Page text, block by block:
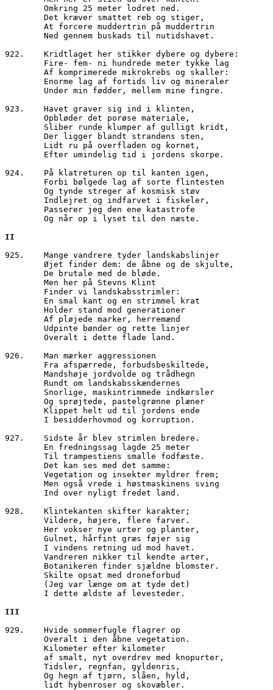
        Omkring 25 meter lodret ned.
        Det kræver smattet reb og stiger,
        At forcere muddertrin på muddertrin
        Ned gennem buskads til nutidshavet.
922.	Kridtlaget her stikker dybere og dybere:
        Fire- fem- ni hundrede meter tykke lag
        Af komprimerede mikrokrebs og skaller:
        Enorme lag af fortids liv og mineraler
        Under min fødder, mellem mine fingre.
923.	Havet graver sig ind i klinten,
        Opbløder det porøse materiale,
        Sliber runde klumper af gulligt kridt,
        Der ligger blandt strandens sten,
        Lidt ru på overfladen og kornet,
        Efter umindelig tid i jordens skorpe.
924.	På klatreturen op til kanten igen,
        Forbi bølgede lag af sorte flintesten
        Og tynde streger af kosmisk støv
        Indlejret og indfarvet i fiskeler,
        Passerer jeg den ene katastrofe
        Og når op i lyset til den næste.
II
925.	Mange vandrere tyder landskabslinjer
        Øjet finder dem: de åbne og de skjulte,
        De brutale med de bløde.
        Men her på Stevns Klint
        Finder vi landskabsstrimler:
        En smal kant og en strimmel krat
        Holder stand mod generationer
        Af pløjede marker, herremænd
        Udpinte bønder og rette linjer
        Overalt i dette flade land.
926.	Man mærker aggressionen
        Fra afspærrede, forbudsbeskiltede,
        Mandshøje jordvolde og trådhegn
        Rundt om landskabsskændernes
        Snorlige, maskintrimmede indkørsler
        Og sprøjtede, pastelgrønne plæner
        Klippet helt ud til jordens ende
        I besidderhovmod og korruption.
927.	Sidste år blev strimlen bredere.
        En fredningssag lagde 25 meter
        Til trampestiens smalle fodfæste.
        Det kan ses med det samme:
        Vegetation og insekter myldrer frem;
        Men også vrede i høstmaskinens sving
        Ind over nyligt fredet land.
928.	Klintekanten skifter karakter;
        Vildere, højere, flere farver.
        Her vokser nye urter og planter,
        Gulnet, hårfint græs føjer sig
        I vindens retning ud mod havet.
        Vandreren nikker til kendte arter,
        Botanikeren finder sjældne blomster.
        Skilte opsat med droneforbud
        (Jeg var længe om at tyde det)
        I dette ældste af levesteder.
III
929.	Hvide sommerfugle flagrer op
        Overalt i den åbne vegetation.
        Kilometer efter kilometer
        af smalt, nyt overdrev med knopurter,
        Tidsler, regnfan, gyldenris,
        Og hegn af tjørn, slåen, hyld,
        lidt hybenroser og skovæbler.